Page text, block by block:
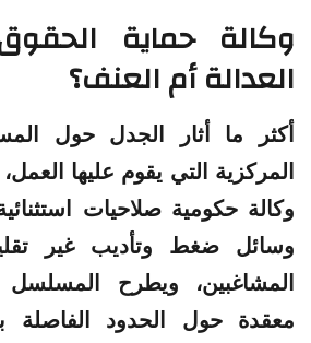
وكالة حماية
العدالة أم العنف؟
أكثر ما أثار الجدل حول
المركزية التي يقوم عليها
وكالة حكومية صلاحيات
وسائل ضغط وتأديب غير
المشاغبين، ويطرح المسلسل
معقدة حول الحدود الفاصلة